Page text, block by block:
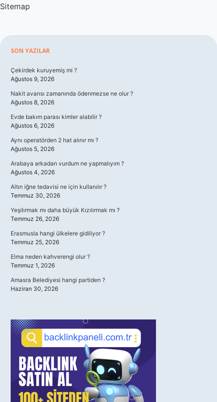
Sitemap
Sidebar
SON YAZILAR
Çekirdek kuruyemiş mi ?
Ağustos 9, 2026
Nakit avansı zamanında ödenmezse ne olur ?
Ağustos 8, 2026
Evde bakım parası kimler alabilir ?
Ağustos 6, 2026
Aynı operatörden 2 hat alınır mı ?
Ağustos 5, 2026
Arabaya arkadan vurdum ne yapmalıyım ?
Ağustos 4, 2026
Altın iğne tedavisi ne için kullanılır ?
Temmuz 30, 2026
Yeşilırmak mı daha büyük Kızılırmak mı ?
Temmuz 26, 2026
Erasmusla hangi ülkelere gidiliyor ?
Temmuz 25, 2026
Elma neden kahverengi olur ?
Temmuz 1, 2026
Amasra Belediyesi hangi partiden ?
Haziran 30, 2026